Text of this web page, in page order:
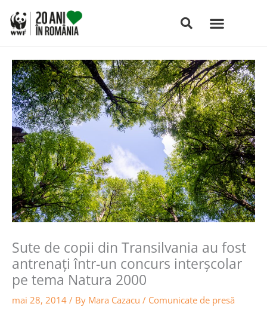
content
Sute de copii din Transilvania au fost
antrenaţi într-un concurs interșcolar
pe tema Natura 2000
mai 28, 2014 / By Mara Cazacu / Comunicate de presă